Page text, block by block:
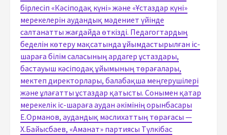
бірлесіп «Кәсіподақ күні» және «Ұстаздар күні»
мерекелерін аудандық мәдениет үйінде
салтанатты жағдайда өткізді. Педагогтардың
беделін көтеру мақсатында ұйымдастырылған іс-
шараға білім саласының ардагер ұстаздары,
бастауыш кәсіподақ ұйымының төрағалары,
мектеп директорлары, балабақша меңгерушілері
және ұлағатты ұстаздар қатысты. Сонымен қатар
мерекелік іс-шараға аудан әкімінің орынбасары
Е.Орманов, аудандық мәслихаттың төрағасы —
Х.Байысбаев, «Аманат» партиясы Түлкібас